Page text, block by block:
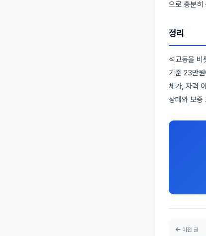
으로 충분히
정리
석교동을 비
기준 23만
체가, 자력
상태와 보증
이전 글